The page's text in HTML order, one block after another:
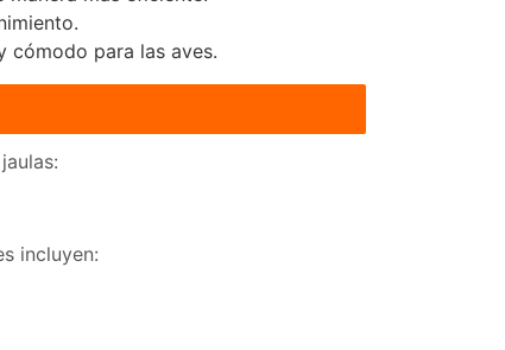
cómodo para las aves.
incluyen: